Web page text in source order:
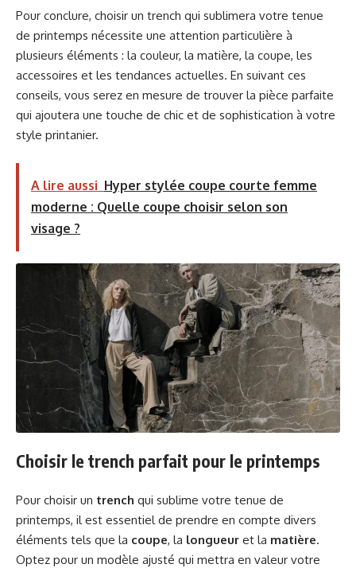
Pour conclure, choisir un trench qui sublimera votre tenue
de printemps nécessite une attention particulière à
plusieurs éléments : la couleur, la matière, la coupe, les
accessoires et les tendances actuelles. En suivant ces
conseils, vous serez en mesure de trouver la pièce parfaite
qui ajoutera une touche de chic et de sophistication à votre
style printanier.
A lire aussi Hyper stylée coupe courte femme
moderne : Quelle coupe choisir selon son
visage ?
Choisir le trench parfait pour le printemps
Pour choisir un trench qui sublime votre tenue de
printemps, il est essentiel de prendre en compte divers
éléments tels que la coupe, la longueur et la matière.
Optez pour un modèle ajusté qui mettra en valeur votre